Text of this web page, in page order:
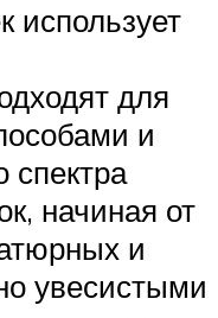
использует
для
и
спектра
начиная от
и
увесистыми